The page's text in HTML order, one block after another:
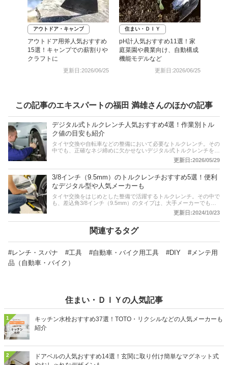
アウトドア・キャンプ
アウトドア用斧人気おすすめ
15選！キャンプでの薪割りや
クラフトに
更新日:2026/06/25
住まい・ＤＩＹ
pH計人気おすすめ11選！家
庭菜園や農業向け、自動構成
機能モデルなど
更新日:2026/06/25
この記事のエキスパートの福田 満雄さんのほかの記事
デジタル式トルクレンチ人気おすすめ4選！作業別トル
ク値の目安も紹介
タイヤ交換や自転車などの整備において必要なトルクレンチ。その
中でも、正確なネジ締めに欠かせないデジタル式トルクレンチをご
紹介。デジタル式を選んだほうがよい理由と、実作業を想定したト
ルク値を解説します。記事の後半には、通販サイトの最新人気ラン
キングもありますので、売れ筋や口コミをチェックしてみてくださ
い。
更新日:2026/05/29
3/8インチ（9.5mm）のトルクレンチおすすめ5選！便利
なデジタル型や人気メーカーも
タイヤ交換をはじめとした整備で活躍するトルクレンチ。その中で
も、差込角3/8インチ（9.5mm）のタイプは、大手メーカーでも広
く商品展開されているオーソドックスなモデルのひとつです。この
記事では、差込角3/8インチ（9.5mm）のトルクレンチについて、
選び方とおすすめ商品をご紹介。使いやすいモデルや便利なデジタ
ルタイプほか、人気メーカーの商品をピックアップしています。記
事後半には、比較一覧表、通販サイトの売れ筋人気ランキングもあ
るので、口コミや評判もチェックしてみてください。
更新日:2024/10/23
関連するタグ
#レンチ・スパナ #工具 #自動車・バイク用工具 #DIY
#メンテ用
品（自動車・バイク）
住まい・ＤＩＹの人気記事
1
キッチン水栓おすすめ37選！TOTO・リクシルなどの人気メーカーも
紹介
2
ドアベルの人気おすすめ14選！玄関に取り付け簡単なマグネット式